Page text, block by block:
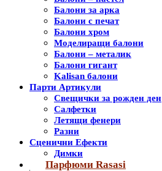
Балони за арка
Балони с печат
Балони хром
Моделиращи балони
Балони – металик
Балони гигант
Kalisan балони
Парти Артикули
Свещички за рожден ден
Салфетки
Летящи фенери
Разни
Сценични Ефекти
Димки
Парфюми Rasasi